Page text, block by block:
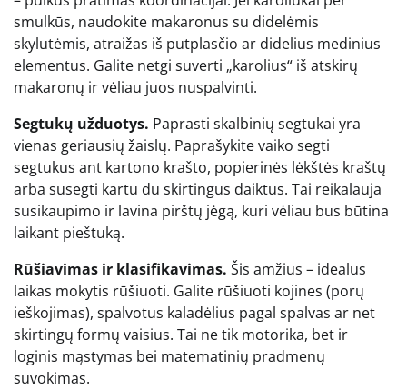
smulkūs, naudokite makaronus su didelėmis
skylutėmis, atraižas iš putplasčio ar didelius medinius
elementus. Galite netgi suverti „karolius“ iš atskirų
makaronų ir vėliau juos nuspalvinti.
Segtukų užduotys. Paprasti skalbinių segtukai yra
vienas geriausių žaislų. Paprašykite vaiko segti
segtukus ant kartono krašto, popierinės lėkštės kraštų
arba susegti kartu du skirtingus daiktus. Tai reikalauja
susikaupimo ir lavina pirštų jėgą, kuri vėliau bus būtina
laikant pieštuką.
Rūšiavimas ir klasifikavimas. Šis amžius – idealus
laikas mokytis rūšiuoti. Galite rūšiuoti kojines (porų
ieškojimas), spalvotus kaladėlius pagal spalvas ar net
skirtingų formų vaisius. Tai ne tik motorika, bet ir
loginis mąstymas bei matematinių pradmenų
suvokimas.